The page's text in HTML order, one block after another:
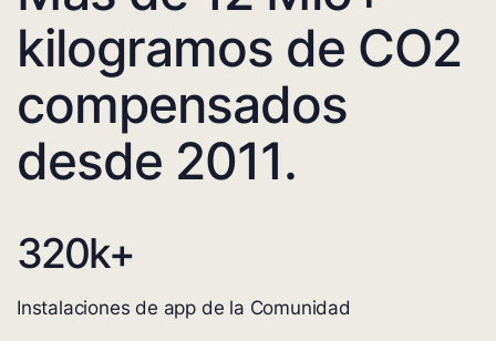
kilogramos de CO2
compensados
desde 2011.
320k+
Instalaciones de app de la Comunidad